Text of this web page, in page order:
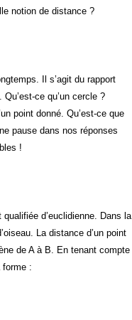
notion de distance ?
Il s’agit du rapport
ce qu’un cercle ?
point donné. Qu’est-ce que
pause dans nos réponses
!
d’euclidienne. Dans la
La distance d’un point
de A à B. En tenant compte
forme :